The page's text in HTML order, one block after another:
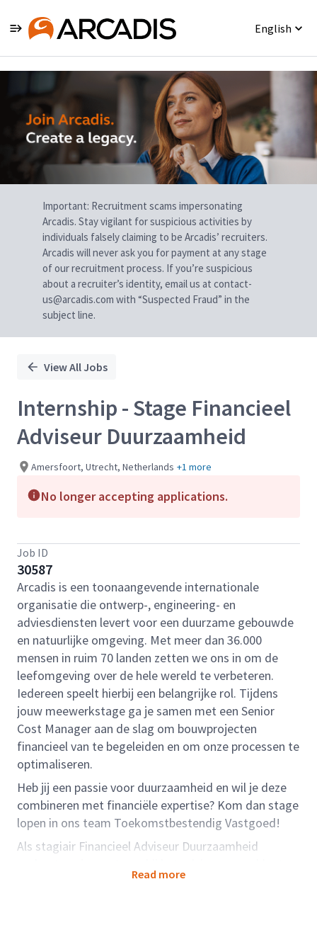
English
Single
Position
Important: Recruitment scams impersonating
Arcadis. Stay vigilant for suspicious activities by
individuals falsely claiming to be Arcadis’ recruiters.
Arcadis will never ask you for payment at any stage
of our recruitment process. If you’re suspicious
about a recruiter’s identity, email us at contact-
us@arcadis.com with “Suspected Fraud” in the
subject line.
View All Jobs
Internship - Stage Financieel
Adviseur Duurzaamheid
Amersfoort, Utrecht, Netherlands +1 more
No longer accepting applications.
Job ID
30587
Arcadis is een toonaangevende internationale
organisatie die ontwerp-, engineering- en
adviesdiensten levert voor een duurzame gebouwde
en natuurlijke omgeving. Met meer dan 36.000
mensen in ruim 70 landen zetten we ons in om de
leefomgeving over de hele wereld te verbeteren.
Iedereen speelt hierbij een belangrijke rol. Tijdens
jouw meewerkstage ga je samen met een Senior
Cost Manager aan de slag om bouwprojecten
financieel van te begeleiden en om onze processen te
optimaliseren.
Heb jij een passie voor duurzaamheid en wil je deze
combineren met financiële expertise? Kom dan stage
lopen in ons team Toekomstbestendig Vastgoed!
Als stagiair Financieel Adviseur Duurzaamheid
en collega’s over het verduurzamen van projecten. Je
Read more